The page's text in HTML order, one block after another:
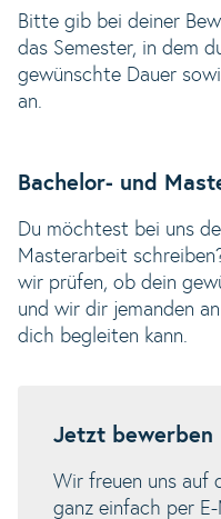
Bitte gib bei deiner
das Semester, in dem
gewünschte Dauer
an.
Bachelor- und
Du möchtest bei uns
Masterarbeit
wir prüfen, ob dein
und wir dir jemanden
dich begleiten kann.
Jetzt bewerben
Wir freuen uns auf
ganz einfach per